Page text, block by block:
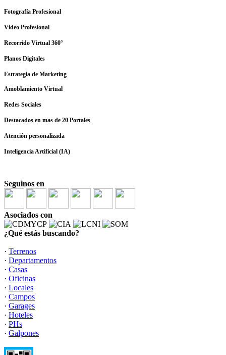
Fotografía Profesional
Video Profesional
Recorrido Virtual 360°
Planos Digitales
Estrategia de Marketing
Amoblamiento Virtual
Redes Sociales
Destacados en mas de 20 Portales
Atención personalizada
Inteligencia Artificial (IA)
Seguinos en
Asociados con
¿Qué estás buscando?
· Terrenos
· Departamentos
· Casas
· Oficinas
· Locales
· Campos
· Garages
· Hoteles
· PHs
· Galpones